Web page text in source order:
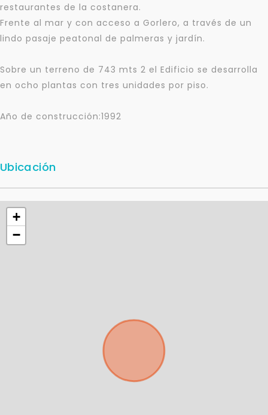
restaurantes de la costanera.
Frente al mar y con acceso a Gorlero, a través de un
lindo pasaje peatonal de palmeras y jardín.
Sobre un terreno de 743 mts 2 el Edificio se desarrolla
en ocho plantas con tres unidades por piso.
Año de construcción:1992
Ubicación
+
−
Déjanos tus datos para identificar tu consulta en el
sistema de gestión de clientes.